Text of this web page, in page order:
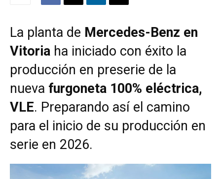
La planta de Mercedes-Benz en
Vitoria ha iniciado con éxito la
producción en preserie de la
nueva furgoneta 100% eléctrica,
VLE. Preparando así el camino
para el inicio de su producción en
serie en 2026.